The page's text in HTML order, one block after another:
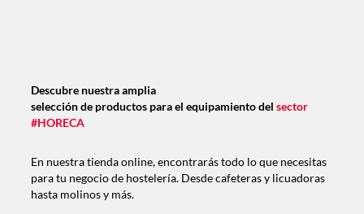
Descubre nuestra amplia
selección de productos para el equipamiento del sector
#HORECA
En nuestra tienda online, encontrarás todo lo que necesitas
para tu negocio de hostelería. Desde cafeteras y licuadoras
hasta molinos y más.